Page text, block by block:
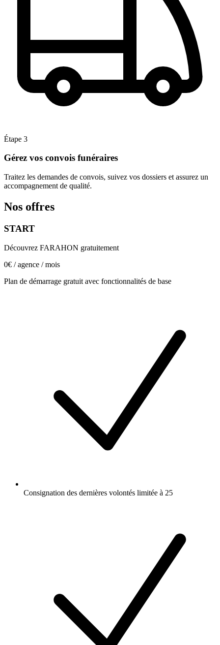
Étape 3
Gérez vos convois funéraires
Traitez les demandes de convois, suivez vos dossiers et assurez un
accompagnement de qualité.
Nos offres
START
Découvrez FARAHON gratuitement
0€ / agence / mois
Plan de démarrage gratuit avec fonctionnalités de base
Consignation des dernières volontés limitée à 25